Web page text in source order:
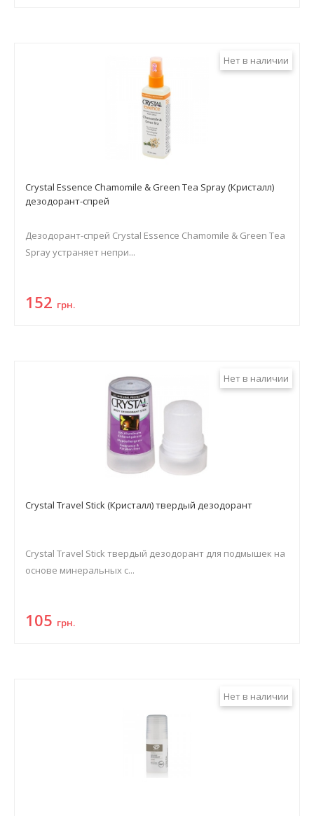
Нет в наличии
Crystal Essence Chamomile & Green Tea Spray (Кристалл)
дезодорант-спрей
Дезодорант-спрей Crystal Essence Chamomile & Green Tea
Spray устраняет непри...
152 грн.
Нет в наличии
Crystal Travel Stick (Кристалл) твердый дезодорант
Crystal Travel Stick твердый дезодорант для подмышек на
основе минеральных с...
105 грн.
Нет в наличии